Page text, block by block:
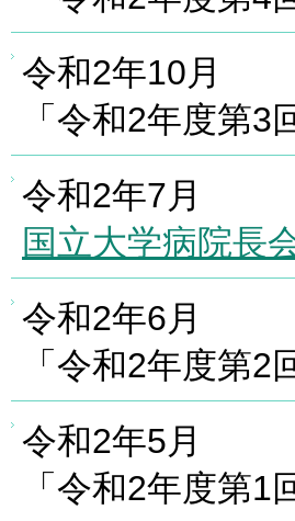
令和2年10月
「令和2年度第
令和2年7月
国立大学病院長
令和2年6月
「令和2年度第
令和2年5月
「令和2年度第